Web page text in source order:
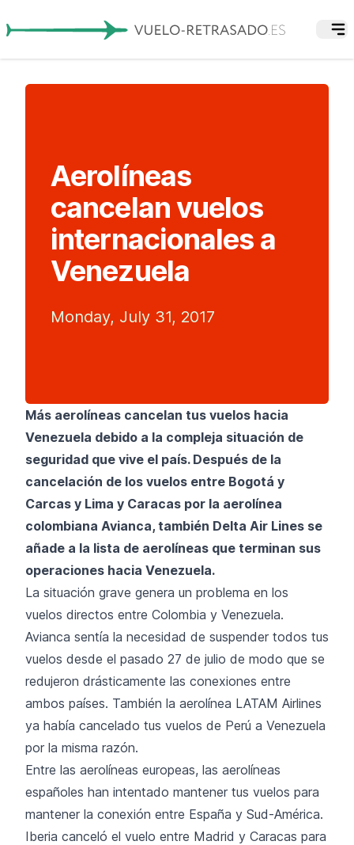
Aerolíneas
cancelan vuelos
internacionales a
Venezuela
Monday, July 31, 2017
Más aerolíneas cancelan tus vuelos hacia
Venezuela debido a la compleja situación de
seguridad que vive el país. Después de la
cancelación de los vuelos entre Bogotá y
Carcas y Lima y Caracas por la aerolínea
colombiana Avianca, también Delta Air Lines se
añade a la lista de aerolíneas que terminan sus
operaciones hacia Venezuela.
La situación grave genera un problema en los
vuelos directos entre Colombia y Venezuela.
Avianca sentía la necesidad de suspender todos tus
vuelos desde el pasado 27 de julio de modo que se
redujeron drásticamente las conexiones entre
ambos países. También la aerolínea LATAM Airlines
ya había cancelado tus vuelos de Perú a Venezuela
por la misma razón.
Entre las aerolíneas europeas, las aerolíneas
españoles han intentado mantener tus vuelos para
mantener la conexión entre España y Sud-América.
Iberia canceló el vuelo entre Madrid y Caracas para